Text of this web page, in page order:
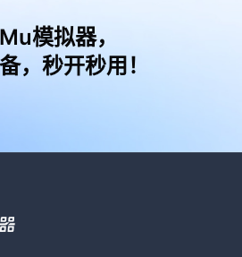
模拟器，
，秒开秒用！